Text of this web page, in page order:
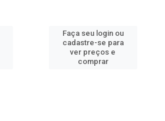
Faça seu login ou
cadastre-se para
ver preços e
comprar